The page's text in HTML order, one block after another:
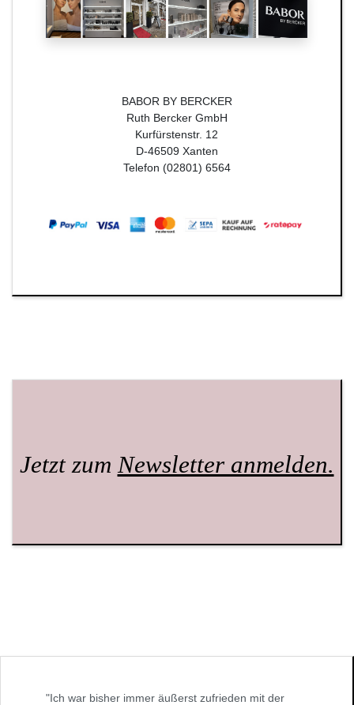
BABOR BY BERCKER
Ruth Bercker GmbH
Kurfürstenstr. 12
D-46509 Xanten
Telefon (02801) 6564
Jetzt zumNewsletter anmelden.
"Ich war bisher immer äußerst zufrieden mit der